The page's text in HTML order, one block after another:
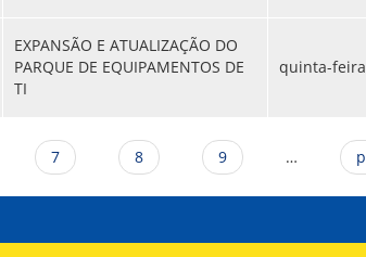
EXPANSÃO E ATUALIZAÇÃO DO
PARQUE DE EQUIPAMENTOS DE
TI
quinta-
7 8 9 …